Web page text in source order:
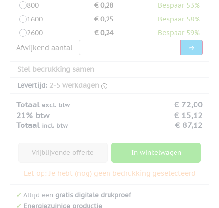
800
€ 0,28
Bespaar 53%
1600
€ 0,25
Bespaar 58%
2600
€ 0,24
Bespaar 59%
Afwijkend aantal
Stel bedrukking samen
Levertijd: 2-5 werkdagen
Totaal excl. btw
€ 72,00
21% btw
€ 15,12
Totaal incl. btw € 87,12
Vrijblijvende offerte In winkelwagen
Let op: Je hebt (nog) geen bedrukking geselecteerd
✔ Altijd een gratis digitale drukproef
✔ Energiezuinige productie